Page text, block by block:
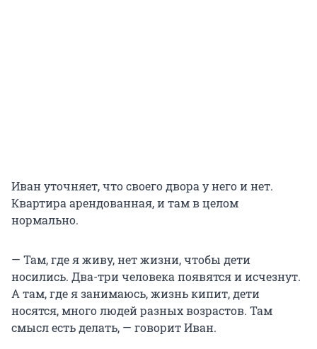
Иван уточняет, что своего двора у него и нет.
Квартира арендованная, и там в целом
нормально.
— Там, где я живу, нет жизни, чтобы дети
носились. Два-три человека появятся и исчезнут.
А там, где я занимаюсь, жизнь кипит, дети
носятся, много людей разных возрастов. Там
смысл есть делать, — говорит Иван.